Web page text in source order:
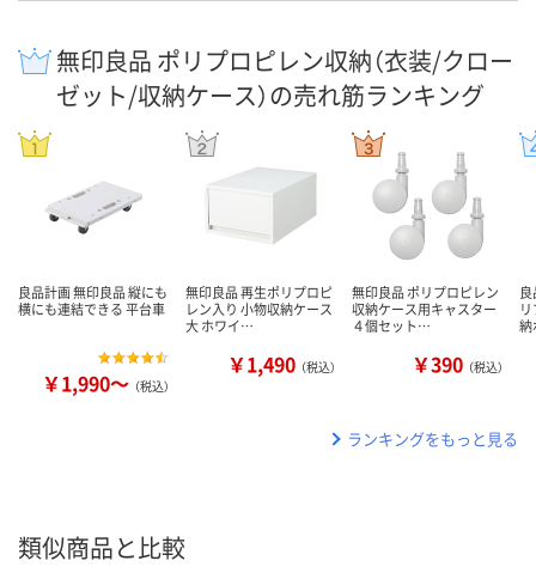
無印良品 ポリプロピレン収納（衣装/クロー
ゼット/収納ケース）の売れ筋ランキング
良品計画 無印良品 縦にも
横にも連結できる 平台車
￥1,990～ （税込）
無印良品 再生ポリプロピ
レン入り 小物収納ケース
大 ホワイ…
￥1,490 （税込）
無印良品 ポリプロピレン
収納ケース用キャスター
４個セット…
￥390 （税込）
納
ランキングをもっと見る
類似商品と比較